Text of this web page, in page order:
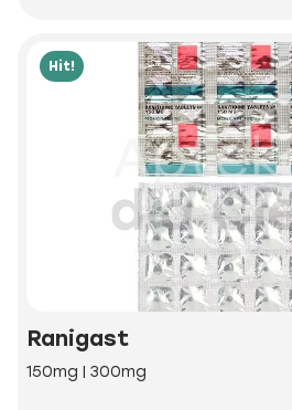
Hit!
Ranigast
150mg | 300mg